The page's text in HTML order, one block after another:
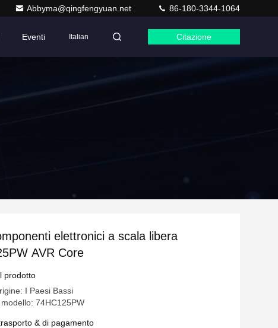
Abbyma@qingfengyuan.net 86-180-3344-1064
Eventi Italian Citazione
elettronici a scala libera
AVR Core
prodotto
I Paesi Bassi
74HC125PW
& di pagamento